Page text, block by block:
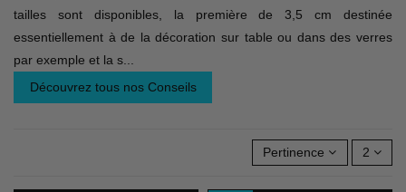
tailles sont disponibles, la première de 3,5 cm destinée
essentiellement à de la décoration sur table ou dans des verres
par exemple et la s
Découvrez tous nos Conseils
Pertinence 2